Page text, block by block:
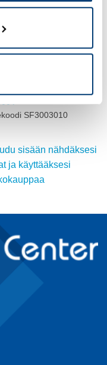
gG IFÖ DII
SF3003010
sisään nähdäksesi
ja käyttääksesi